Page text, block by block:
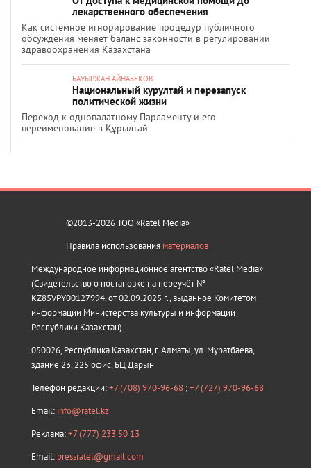
лекарственного обеспечения
Как системное игнорирование процедур публичного
обсуждения меняет баланс законности в регулировании
здравоохранения Казахстана
БАУЫРЖАН АЙНАБЕКОВ
Национальный курултай и перезапуск
политической жизни
Переход к однопалатному Парламенту и его
переименование в Құрылтай
©2013-2026 ТОО «Ratel Media»
Правила использования материалов
Международное информационное агентство «Ratel Media»
(Свидетельство о постановке на переучёт №
KZ85VPY00127994, от 02.09.2025 г., выданное Комитетом
информации Министерства культуры и информации
Республики Казахстан).
050026, Республика Казахстан, г. Алматы, ул. Муратбаева,
здание 23, 225 офис, БЦ Дарын
Телефон редакции:+7 (708) 970-96-68 ;+7 (727) 970-96-68
Email: info@ratel.kz
Реклама:+7 (777) 233 50 13
Email: pressratel@gmail.com